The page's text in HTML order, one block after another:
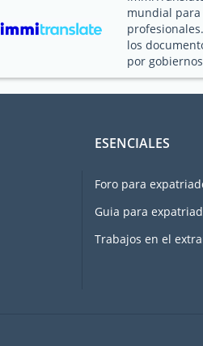
mundial para
los
por
ESENCIALES
Foro para
Guia para
Trabajos en el